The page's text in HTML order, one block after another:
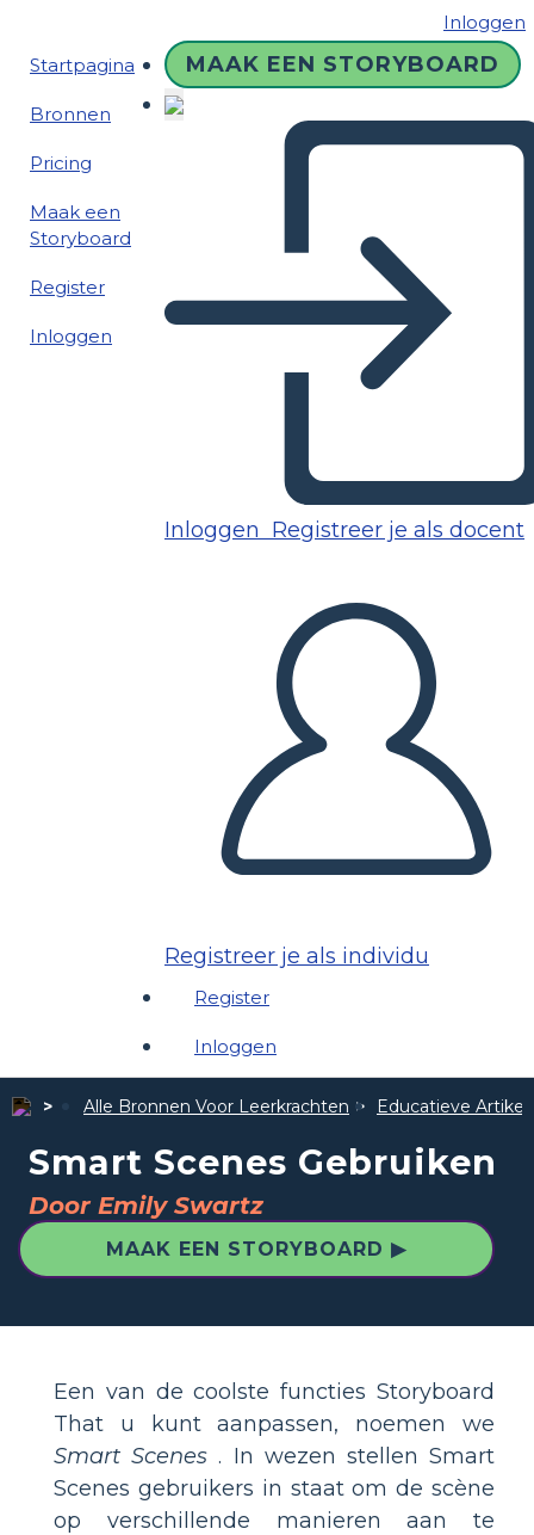
Inloggen
Startpagina
Bronnen
Pricing
Maak een
Storyboard
Register
Inloggen
MAAK EEN STORYBOARD
Inloggen Registreer je als docent
Registreer je als individu
Register
Inloggen
Alle Bronnen Voor Leerkrachten Educatieve
Smart Scenes Gebruiken
Door Emily Swartz
MAAK EEN STORYBOARD ▶
Een van de coolste functies Storyboard
That u kunt aanpassen, noemen we
Smart Scenes . In wezen stellen Smart
Scenes gebruikers in staat om de scène
op verschillende manieren aan te